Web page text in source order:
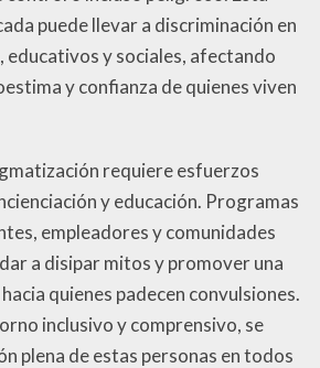
puede llevar a discriminación en
educativos y sociales, afectando
y confianza de quienes viven
requiere esfuerzos
y educación. Programas
empleadores y comunidades
a disipar mitos y promover una
quienes padecen convulsiones.
inclusivo y comprensivo, se
plena de estas personas en todos